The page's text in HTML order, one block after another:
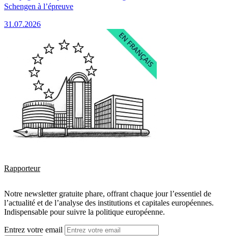
Schengen à l’épreuve
31.07.2026
Rapporteur
Notre newsletter gratuite phare, offrant chaque jour l’essentiel de
l’actualité et de l’analyse des institutions et capitales européennes.
Indispensable pour suivre la politique européenne.
Entrez votre email